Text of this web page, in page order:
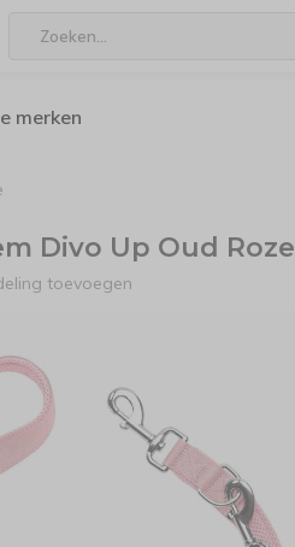
merken
Divo Up Oud Roze
toevoegen